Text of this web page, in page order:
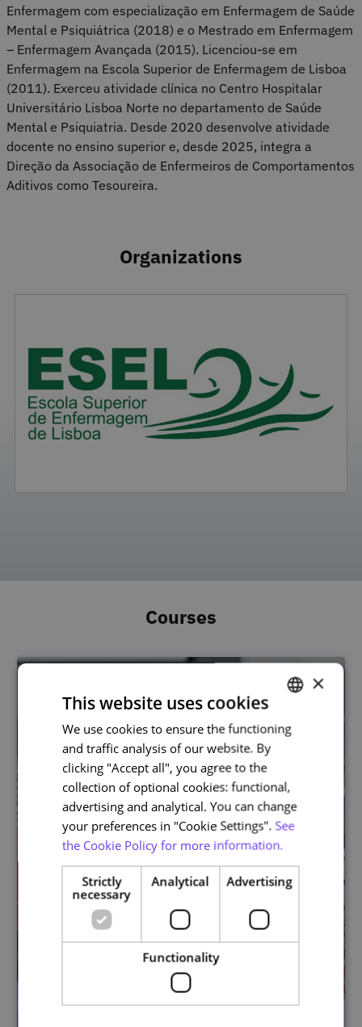
Enfermagem com especialização em Enfermagem de Saúde
Mental e Psiquiátrica (2018) e o Mestrado em Enfermagem
– Enfermagem Avançada (2015). Licenciou-se em
Enfermagem na Escola Superior de Enfermagem de Lisboa
(2011). Exerceu atividade clínica no Centro Hospitalar
Universitário Lisboa Norte no departamento de Saúde
Mental e Psiquiatria. Desde 2020 desenvolve atividade
docente no ensino superior e, desde 2025, integra a
Direção da Associação de Enfermeiros de Comportamentos
Aditivos como Tesoureira.
Organizations
Courses
PORTUGUESE
ENGLISH
×
This website uses cookies
We use cookies to ensure the functioning
and traffic analysis of our website. By
clicking "Accept all", you agree to the
collection of optional cookies: functional,
advertising and analytical. You can change
your preferences in "Cookie Settings". See
the Cookie Policy for more information.
Strictly
necessary
Analytical Advertising
Functionality